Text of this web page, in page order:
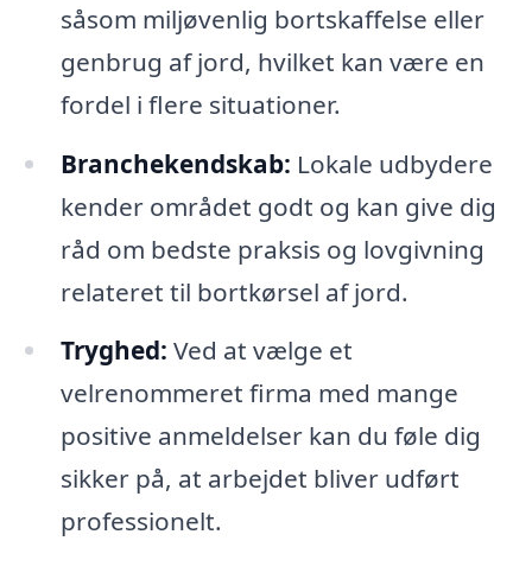
såsom miljøvenlig bortskaffelse eller
genbrug af jord, hvilket kan være en
fordel i flere situationer.
Branchekendskab: Lokale udbydere
kender området godt og kan give dig
råd om bedste praksis og lovgivning
relateret til bortkørsel af jord.
Tryghed: Ved at vælge et
velrenommeret firma med mange
positive anmeldelser kan du føle dig
sikker på, at arbejdet bliver udført
professionelt.